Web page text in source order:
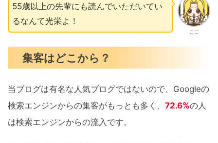
ここ
55歳以上の先輩にも読んでいただいてい
るなんて光栄よ！
集客はどこから？
当ブログは有名な人気ブログではないので、Googleの
検索エンジンからの集客がもっとも多く、 72.6%の人
は検索エンジンからの流入です。